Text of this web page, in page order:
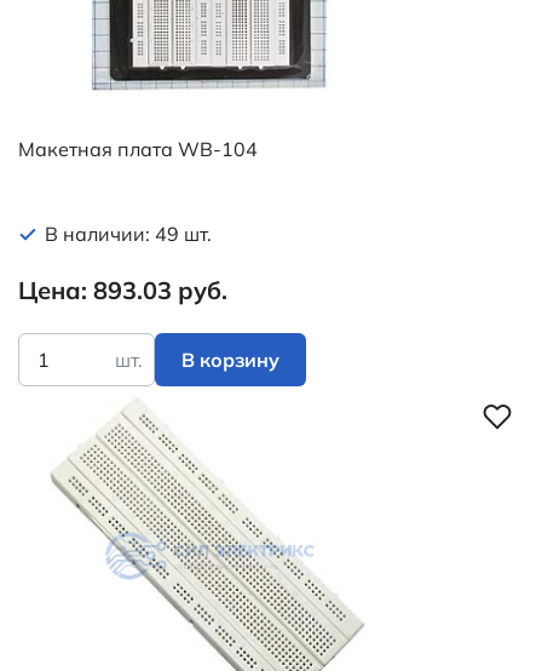
Макетная плата WB-104
В наличии: 49 шт.
Цена: 893.03 руб.
шт. В корзину